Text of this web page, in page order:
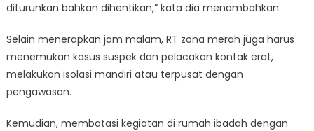
diturunkan bahkan dihentikan,” kata dia menambahkan.
Selain menerapkan jam malam, RT zona merah juga harus
menemukan kasus suspek dan pelacakan kontak erat,
melakukan isolasi mandiri atau terpusat dengan
pengawasan.
Kemudian, membatasi kegiatan di rumah ibadah dengan